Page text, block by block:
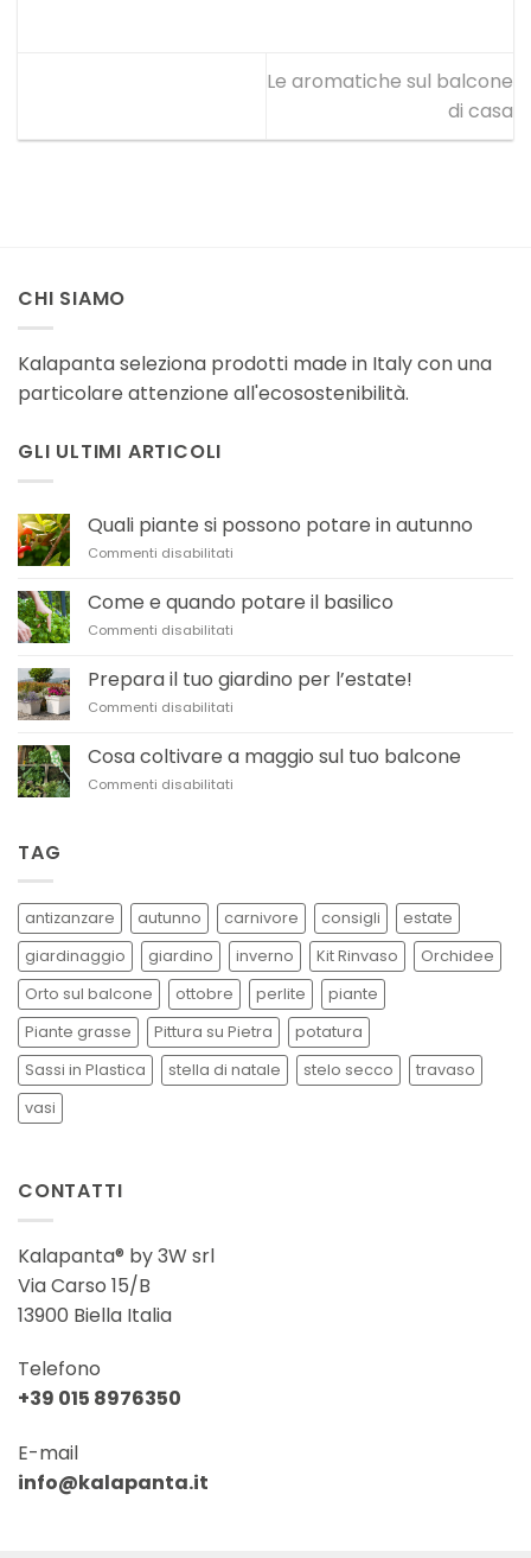
Le aromatiche sul balcone
di casa
CHI SIAMO
Kalapanta seleziona prodotti made in Italy con una
particolare attenzione all'ecosostenibilità.
GLI ULTIMI ARTICOLI
Quali piante si possono potare in autunno
Commenti disabilitati
piante
si
in
autunno
Come e quando potare il basilico
Commenti disabilitati
quando
basilico
Prepara il tuo giardino per l’estate!
Commenti disabilitati
tuo
Cosa coltivare a maggio sul tuo balcone
Commenti disabilitati
tuo
balcone
TAG
antizanzare autunno carnivore consigli
estate
giardinaggio
giardino inverno Kit Rinvaso
Orchidee
Orto sul balcone
ottobre perlite
piante
Piante grasse
Pittura su Pietra
potatura
Sassi in Plastica
stella di natale stelo secco
travaso
vasi
CONTATTI
Kalapanta® by 3W srl
Via Carso 15/B
13900 Biella Italia
Telefono
+39 015 8976350
E-mail
info@kalapanta.it